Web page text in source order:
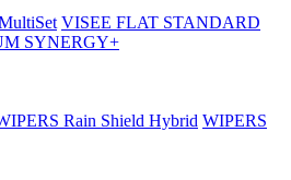
VISEE FLAT STANDARD
SYNERGY+
Rain Shield Hybrid WIPERS